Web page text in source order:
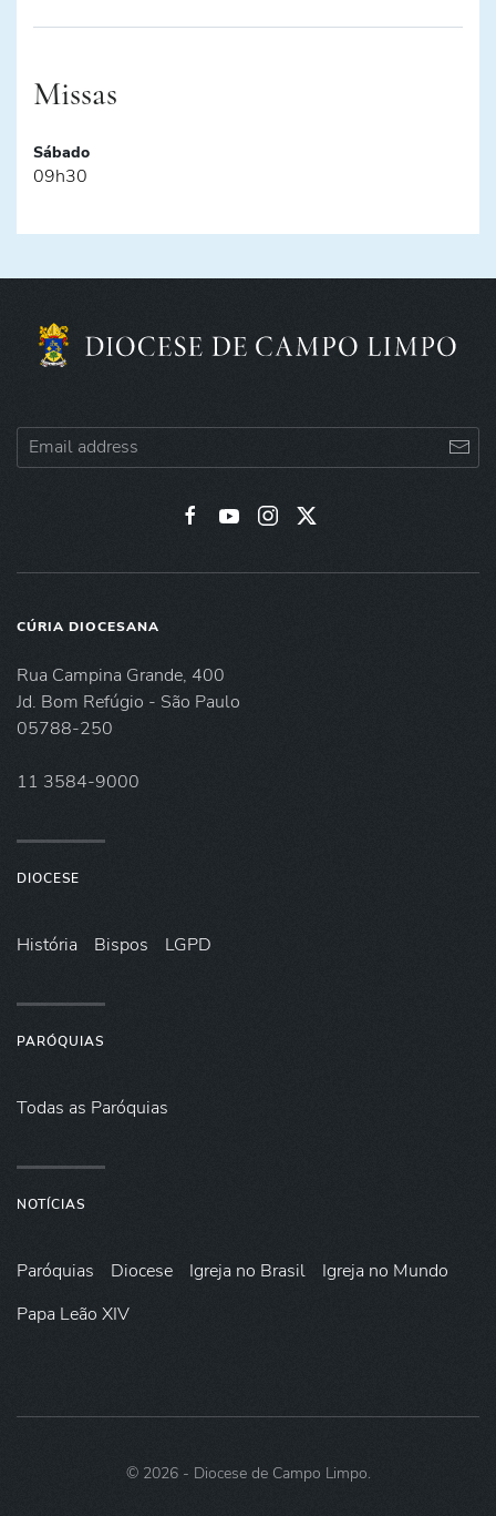
Missas
Sábado
09h30
CÚRIA DIOCESANA
Rua Campina Grande, 400
Jd. Bom Refúgio - São Paulo
05788-250
11 3584-9000
DIOCESE
História Bispos LGPD
PARÓQUIAS
Todas as Paróquias
NOTÍCIAS
Paróquias Diocese Igreja no Brasil
Igreja no Mundo
Papa Leão XIV
© 2026- Diocese de Campo Limpo.